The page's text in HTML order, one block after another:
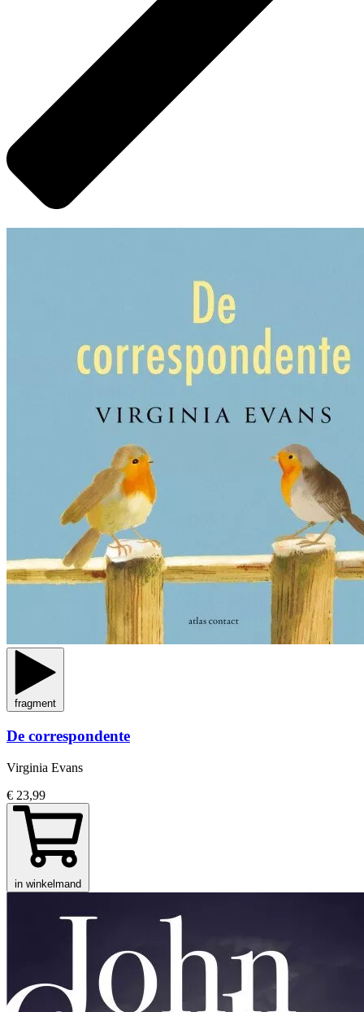
fragment
De correspondente
Virginia Evans
€ 23,99
in winkelmand